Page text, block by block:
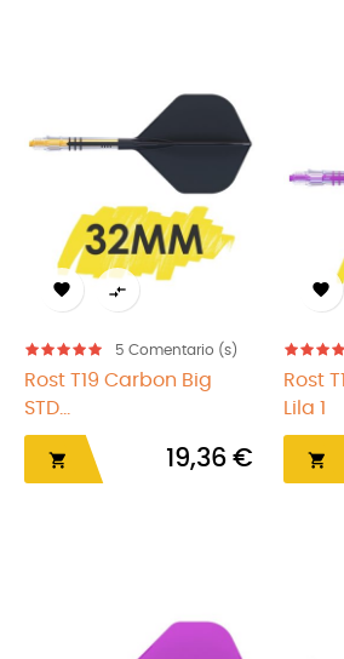
 
5 Comentario (s)
Rost T19 Carbon Big
STD...
 19,36 €

Rost
Lila 1
